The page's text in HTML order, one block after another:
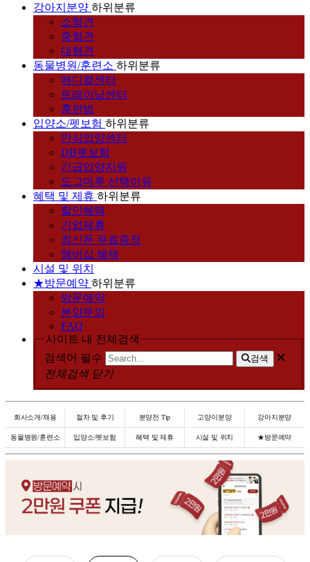
강아지분양 하위분류
소형견
중형견
대형견
동물병원/훈련소 하위분류
메디컬센터
트레이닝센터
훈련법
입양소/펫보험 하위분류
안심입양센터
DB펫보험
긴급입양지원
도그마루 선택이유
혜택 및 제휴 하위분류
할인혜택
기업제휴
최신폰 무료증정
멤버십 혜택
시설 및 위치
★방문예약 하위분류
방문예약
분양문의
FAQ
사이트 내 전체검색
검색어 필수
검색
전체검색 닫기
회사소개/채용 절차 및 후기 분양전 Tip 고양이분양 강아지분양
동물병원/훈련소 입양소/펫보험 혜택 및 제휴 시설 및 위치 ★방문예약